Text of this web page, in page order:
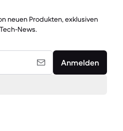
neuen Produkten, exklusiven
News.
Anmelden